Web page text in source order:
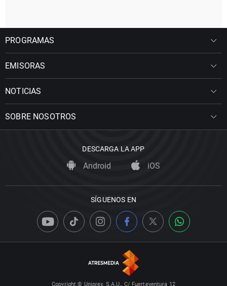
PROGRAMAS
EMISORAS
NOTICIAS
SOBRE NOSOTROS
DESCARGA LA APP
Android iOS
SÍGUENOS EN
Copyright © Uniprex, S.A.U., C/ Fuerteventura 12